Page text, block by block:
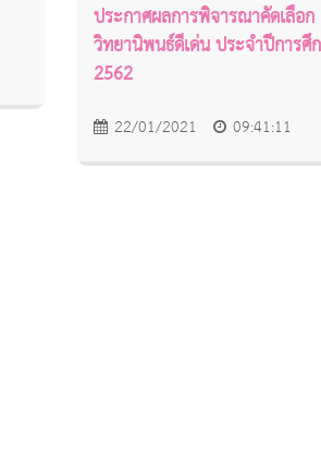
ประกาศผลการพิจารณาคัดเลือก
วิทยานิพนธ์ดีเด่น ประจำปีการศึ
2562
22/01/2021 09:41:11